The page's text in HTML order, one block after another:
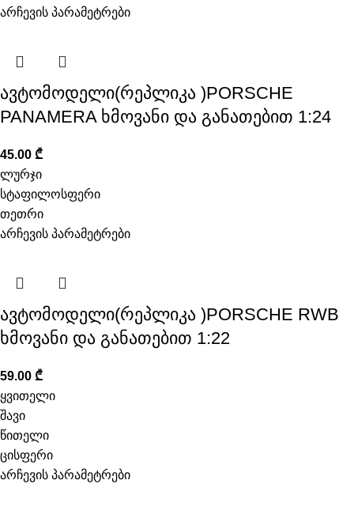
არჩევის პარამეტრები
ავტომოდელი(რეპლიკა )PORSCHE
PANAMERA ხმოვანი და განათებით 1:24
45.00 ₾
ლურჯი
სტაფილოსფერი
თეთრი
არჩევის პარამეტრები
ავტომოდელი(რეპლიკა )PORSCHE RWB
ხმოვანი და განათებით 1:22
59.00 ₾
ყვითელი
შავი
წითელი
ცისფერი
არჩევის პარამეტრები